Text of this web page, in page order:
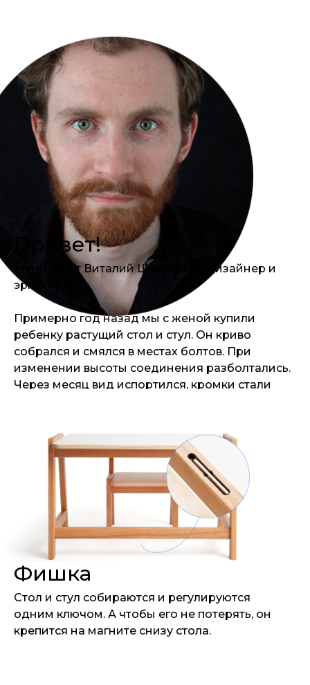
Привет!
Меня зовут Виталий Шалетри. Я дизайнер и
эргономист.
Примерно год назад мы с женой купили
ребенку растущий стол и стул. Он криво
собрался и смялся в местах болтов. При
изменении высоты соединения разболтались.
Через месяц вид испортился, кромки стали
восстановить. После этого я решил
спроектировать хорошую мебель для своего
ребенка. Так и появился этот набор.
Если у вас есть вопросы, предложение, или
просто хотите поделиться мыслями: Телефон
+7 964 796-87-60
Телеграм @vitaliy_shaletry
Фишка
Стол и стул собираются и регулируются
одним ключом. А чтобы его не потерять, он
крепится на магните снизу стола.